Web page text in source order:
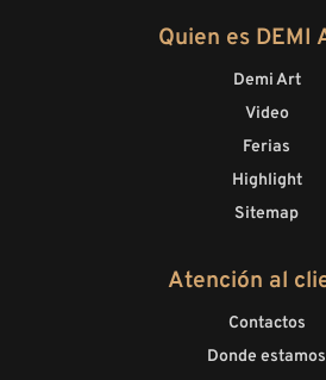
Quien es DEMI
Demi Art
Video
Ferias
Highlight
Sitemap
Atención al
Contactos
Donde estamos